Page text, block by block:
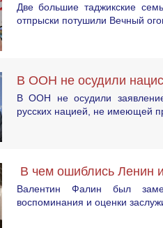
Две большие таджикские
отпрыски потушили Вечный
В ООН не осудили
В ООН не осудили
русских нацией, не имеющей
В чем ошиблись Ленин
Валентин Фалин был
воспоминания и оценки